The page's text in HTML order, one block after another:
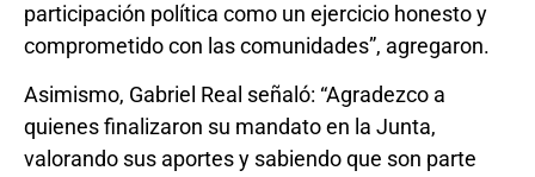
participación política como un ejercicio honesto y
comprometido con las comunidades”, agregaron.
Asimismo, Gabriel Real señaló: “Agradezco a
quienes finalizaron su mandato en la Junta,
valorando sus aportes y sabiendo que son parte